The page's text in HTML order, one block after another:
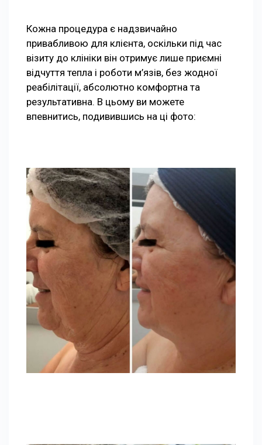
Кожна процедура є надзвичайно
привабливою для клієнта, оскільки під час
візиту до клініки він отримує лише приємні
відчуття тепла і роботи м’язів, без жодної
реабілітації, абсолютно комфортна та
результативна. В цьому ви можете
впевнитись, подивившись на ці фото: